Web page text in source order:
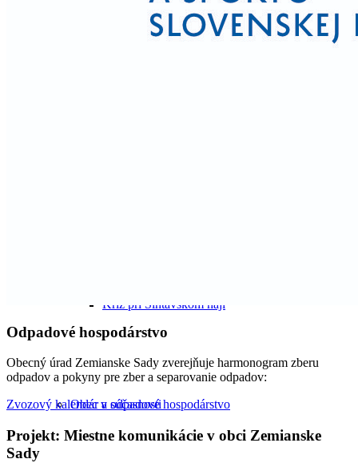
Kríž pri Šintavskom háji
Obec v súčasnosti
Odpadové hospodárstvo
Obecný úrad Zemianske Sady zverejňuje harmonogram zberu
odpadov a pokyny pre zber a separovanie odpadov:
Zvozový kalendár a odpadové hospodárstvo
Projekt: Miestne komunikácie v obci Zemianske
Sady